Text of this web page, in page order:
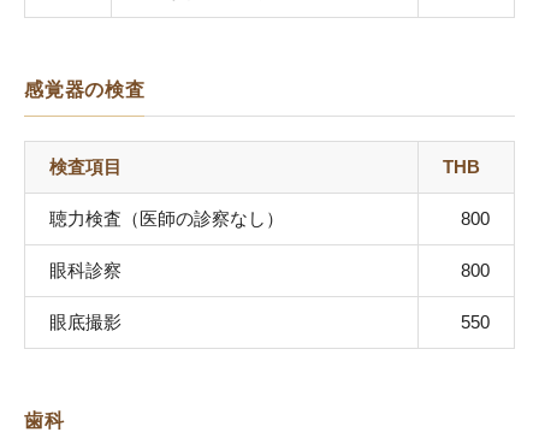
感覚器の検査
検査項目 THB
聴⼒検査（医師の診察なし） 800
眼科診察 800
眼底撮影 550
歯科